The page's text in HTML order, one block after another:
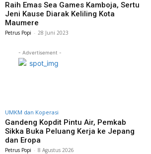
Raih Emas Sea Games Kamboja, Sertu
Jeni Kause Diarak Keliling Kota
Maumere
Petrus Popi - 28 Juni 2023
- Advertisement -
UMKM dan Koperasi
Gandeng Kopdit Pintu Air, Pemkab
Sikka Buka Peluang Kerja ke Jepang
dan Eropa
Petrus Popi - 8 Agustus 2026